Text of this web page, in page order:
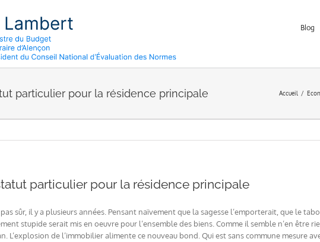
Blog
particulier pour la résidence principale Accueil
particulier pour la résidence principale
pas sûr, il y a plusieurs années. Pensant naïvement que la sagesse l’emporterait, que le
stupide serait mis en oeuvre pour l’ensemble des biens. Comme il semble n’en être
L’explosion de l’immobilier alimente ce nouveau bond. Qui est sans commune mesure